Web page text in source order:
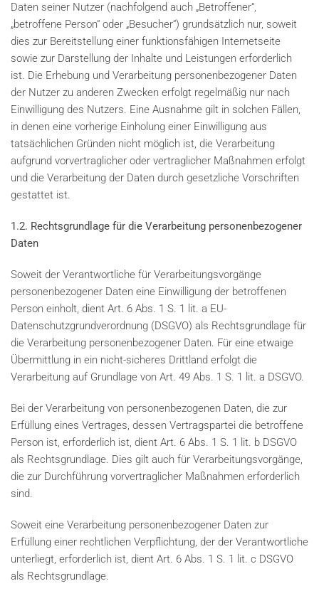
Daten seiner Nutzer (nachfolgend auch „Betroffener“,
„betroffene Person“ oder „Besucher“) grundsätzlich nur, soweit
dies zur Bereitstellung einer funktionsfähigen Internetseite
sowie zur Darstellung der Inhalte und Leistungen erforderlich
ist. Die Erhebung und Verarbeitung personenbezogener Daten
der Nutzer zu anderen Zwecken erfolgt regelmäßig nur nach
Einwilligung des Nutzers. Eine Ausnahme gilt in solchen Fällen,
in denen eine vorherige Einholung einer Einwilligung aus
tatsächlichen Gründen nicht möglich ist, die Verarbeitung
aufgrund vorvertraglicher oder vertraglicher Maßnahmen erfolgt
und die Verarbeitung der Daten durch gesetzliche Vorschriften
gestattet ist.
1.2. Rechtsgrundlage für die Verarbeitung personenbezogener
Daten
Soweit der Verantwortliche für Verarbeitungsvorgänge
personenbezogener Daten eine Einwilligung der betroffenen
Person einholt, dient Art. 6 Abs. 1 S. 1 lit. a EU-
Datenschutzgrundverordnung (DSGVO) als Rechtsgrundlage für
die Verarbeitung personenbezogener Daten. Für eine etwaige
Übermittlung in ein nicht-sicheres Drittland erfolgt die
Verarbeitung auf Grundlage von Art. 49 Abs. 1 S. 1 lit. a DSGVO.
Bei der Verarbeitung von personenbezogenen Daten, die zur
Erfüllung eines Vertrages, dessen Vertragspartei die betroffene
Person ist, erforderlich ist, dient Art. 6 Abs. 1 S. 1 lit. b DSGVO
als Rechtsgrundlage. Dies gilt auch für Verarbeitungsvorgänge,
die zur Durchführung vorvertraglicher Maßnahmen erforderlich
sind.
Soweit eine Verarbeitung personenbezogener Daten zur
Erfüllung einer rechtlichen Verpflichtung, der der Verantwortliche
unterliegt, erforderlich ist, dient Art. 6 Abs. 1 S. 1 lit. c DSGVO
als Rechtsgrundlage.